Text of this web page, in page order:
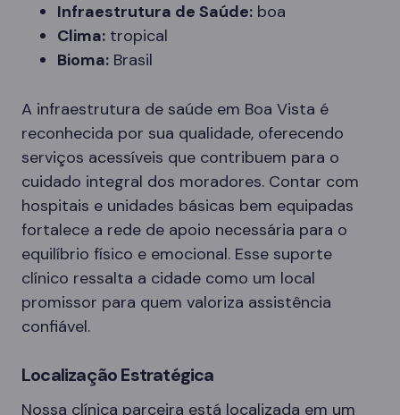
Infraestrutura de Saúde: boa
Clima: tropical
Bioma: Brasil
A infraestrutura de saúde em Boa Vista é
reconhecida por sua qualidade, oferecendo
serviços acessíveis que contribuem para o
cuidado integral dos moradores. Contar com
hospitais e unidades básicas bem equipadas
fortalece a rede de apoio necessária para o
equilíbrio físico e emocional. Esse suporte
clínico ressalta a cidade como um local
promissor para quem valoriza assistência
confiável.
Localização Estratégica
Nossa clínica parceira está localizada em um